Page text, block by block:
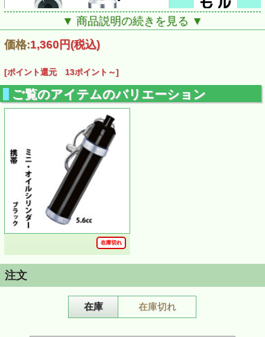
▼ 商品説明の続きを見る ▼
価格:1,360円(税込)
[ポイント還元 13ポイント～]
ご覧のアイテムのバリエーション
在庫切れ
注文
在庫 在庫切れ